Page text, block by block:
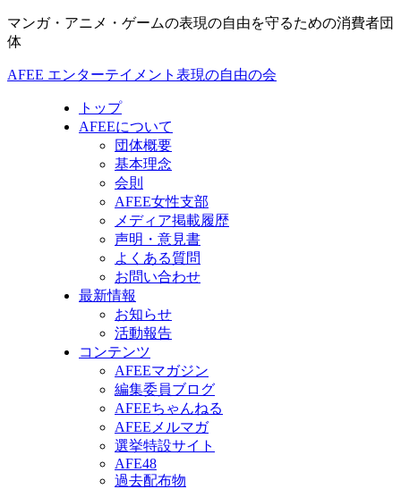
マンガ・アニメ・ゲームの表現の自由を守るための消費者団
体
AFEE エンターテイメント表現の自由の会
トップ
AFEEについて
団体概要
基本理念
会則
AFEE女性支部
メディア掲載履歴
声明・意見書
よくある質問
お問い合わせ
最新情報
お知らせ
活動報告
コンテンツ
AFEEマガジン
編集委員ブログ
AFEEちゃんねる
AFEEメルマガ
選挙特設サイト
AFE48
過去配布物